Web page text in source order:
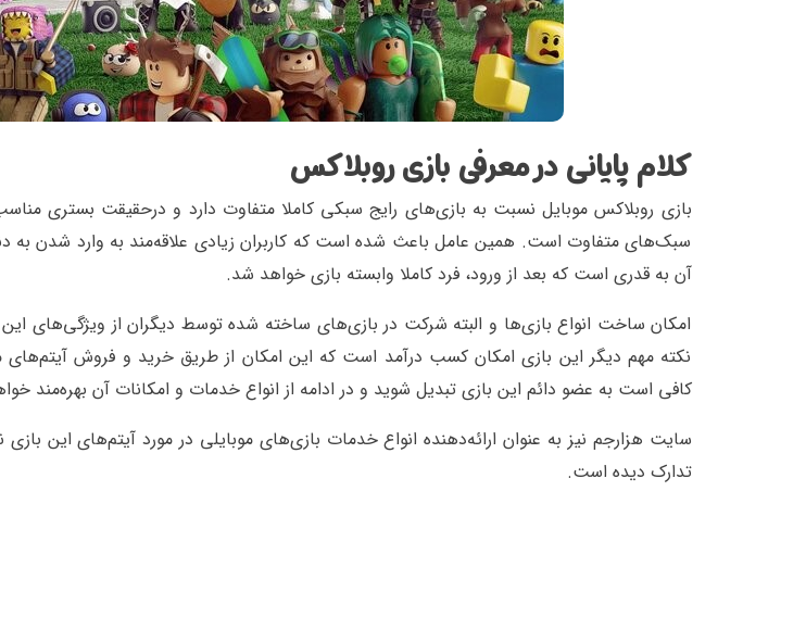
کلام پایانی در معرفی بازی روبلاکس
بازی روبلاکس موبایل نسبت به بازی‌های رایج سبکی کاملا متفاوت دارد و درحقیقت بستری
سبک‌های متفاوت است. همین عامل باعث شده است که کاربران زیادی علاقه‌مند به وارد شدن به
آن به قدری است که بعد از ورود، فرد کاملا وابسته بازی خواهد شد.
امکان ساخت انواع بازی‌ها و البته شرکت در بازی‌های ساخته شده توسط دیگران از ویژگی‌های
نکته مهم دیگر این بازی امکان کسب درآمد است که این امکان از طریق خرید و فروش
کافی است به عضو دائم این بازی تبدیل شوید و در ادامه از انواع خدمات و امکانات آن بهره‌مند
سایت هزارجم نیز به عنوان ارائه‌دهنده انواع خدمات بازی‌های موبایلی در مورد آیتم‌های این
تدارک دیده است.